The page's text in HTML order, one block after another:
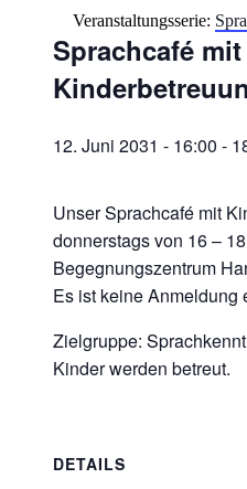
Veranstaltungsserie:
Sprachcafé mit
12. Juni 2031 - 16:00 -
Unser Sprachcafé mit
donnerstags von 16 –
Begegnungszentrum
Es ist keine Anmeldung
Zielgruppe:
Kinder werden betreut.
DETAILS